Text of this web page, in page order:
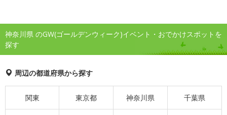
神奈川県 のGW(ゴールデンウィーク)イベント・おでかけスポットを
探す
周辺の都道府県から探す
関東 東京都 神奈川県 千葉県